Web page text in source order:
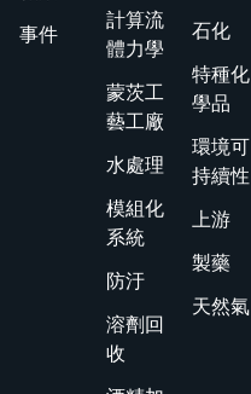
事件
計算流
體力學
蒙茨工
藝工廠
水處理
模組化
系統
防汙
溶劑回
收
石化
特種化
學品
環境可
持續性
上游
製藥
天然氣